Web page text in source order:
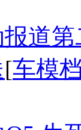
道第
[车模